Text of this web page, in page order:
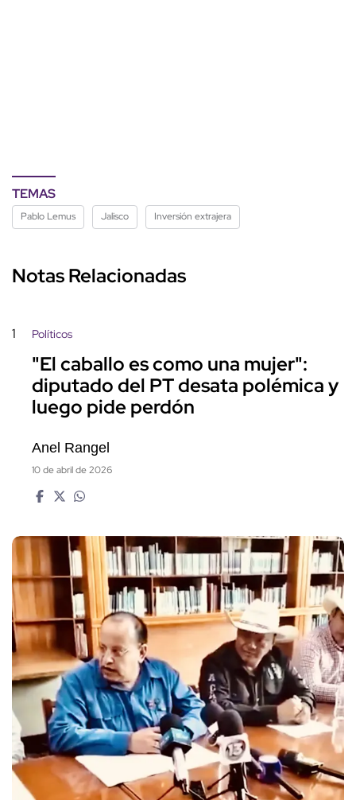
TEMAS
Pablo Lemus Jalisco Inversión extrajera
Notas Relacionadas
1 Políticos
"El caballo es como una mujer":
diputado del PT desata polémica y
luego pide perdón
Anel Rangel
10 de abril de 2026